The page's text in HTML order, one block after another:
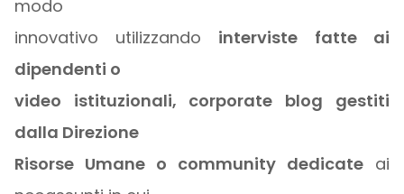
modo
innovativo utilizzando interviste fatte ai
dipendenti o
video istituzionali, corporate blog gestiti
dalla Direzione
Risorse Umane o community dedicateai